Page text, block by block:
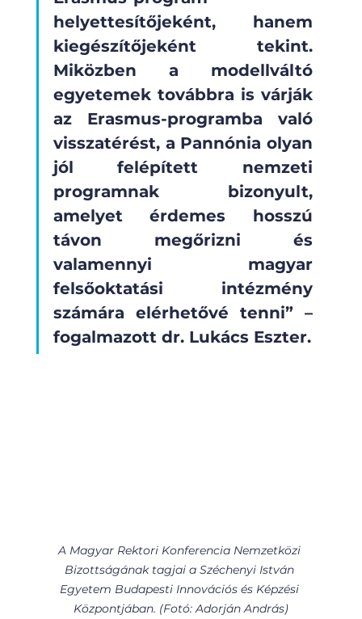
helyettesítőjeként, hanem
kiegészítőjeként tekint.
Miközben a modellváltó
egyetemek továbbra is várják
az Erasmus-programba való
visszatérést, a Pannónia olyan
jól felépített nemzeti
programnak bizonyult,
amelyet érdemes hosszú
távon megőrizni és
valamennyi magyar
felsőoktatási intézmény
számára elérhetővé tenni” –
fogalmazott dr. Lukács Eszter.
A Magyar Rektori Konferencia Nemzetközi
Bizottságának tagjai a Széchenyi István
Egyetem Budapesti Innovációs és Képzési
Központjában. (Fotó: Adorján András)